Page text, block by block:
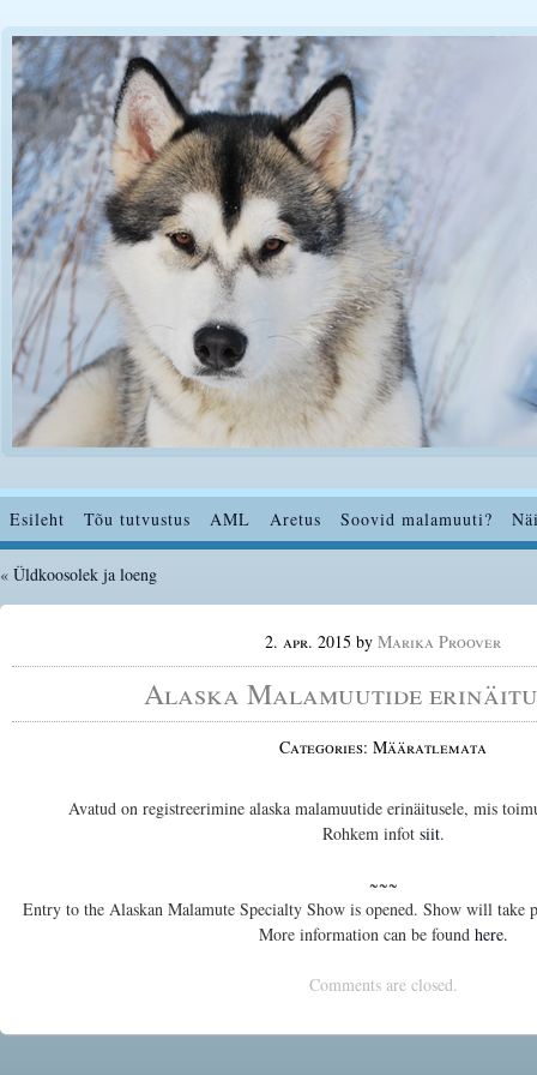
Esileht Tõu tutvustus AML Aretus Soovid malamuuti?
« Üldkoosolek ja loeng
2. apr. 2015by Marika Proover
Alaska Malamuutide
Categories: Määratlemata
Avatud on registreerimine alaska malamuutide erinäitusele, mis
Rohkem infot siit.
~~~
Entry to the Alaskan Malamute Specialty Show is opened. Show will take
More information can be found here.
Comments are closed.